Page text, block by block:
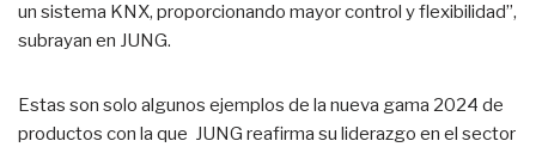
un sistema KNX, proporcionando mayor control y flexibilidad”,
subrayan en JUNG.
Estas son solo algunos ejemplos de la nueva gama 2024 de
productos con la que JUNG reafirma su liderazgo en el sector